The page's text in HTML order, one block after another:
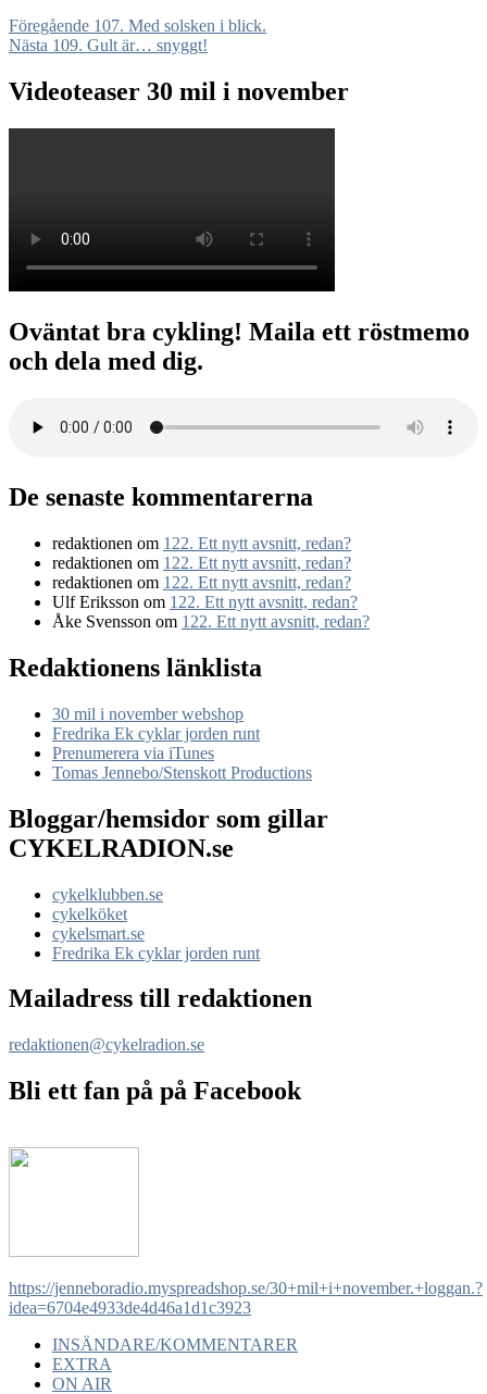
Inläggsnavigering
Föregående Föregående
inlägg:
107. Med solsken i blick.
Nästa Nästa
109. Gult är… snyggt!
Videoteaser 30 mil i november
Oväntat bra cykling! Maila ett röstmemo
och dela med dig.
De senaste kommentarerna
redaktionen om 122. Ett nytt avsnitt, redan?
redaktionen om 122. Ett nytt avsnitt, redan?
redaktionen om 122. Ett nytt avsnitt, redan?
Ulf Eriksson om 122. Ett nytt avsnitt, redan?
Åke Svensson om 122. Ett nytt avsnitt, redan?
Redaktionens länklista
30 mil i november webshop
Fredrika Ek cyklar jorden runt
Prenumerera via iTunes
Tomas Jennebo/Stenskott Productions
Bloggar/hemsidor som gillar
CYKELRADION.se
cykelklubben.se
cykelköket
cykelsmart.se
Fredrika Ek cyklar jorden runt
Mailadress till redaktionen
redaktionen@cykelradion.se
Bli ett fan på på Facebook
https://jenneboradio.myspreadshop.se/30+mil+i+november.+loggan.?
idea=6704e4933de4d46a1d1c3923
INSÄNDARE/KOMMENTARER
EXTRA
ON AIR